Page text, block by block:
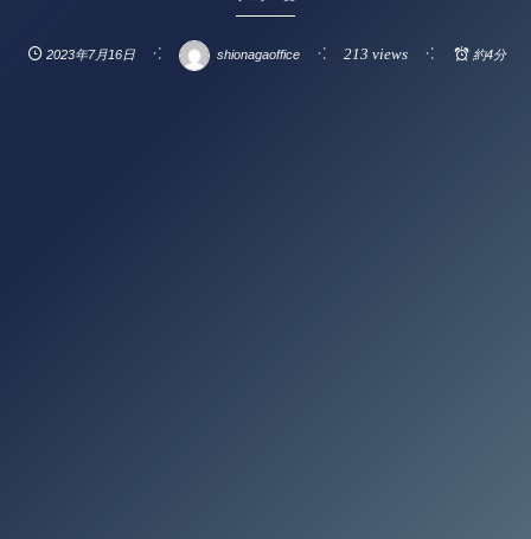
2023年7月16日 shionagaoffice 213 views 約4分